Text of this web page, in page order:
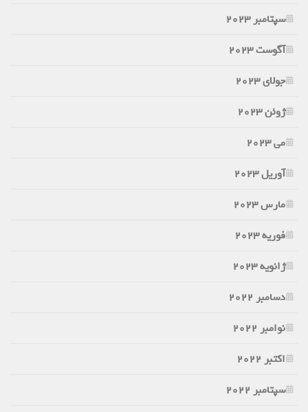
سپتامبر 2023
آگوست 2023
جولای 2023
ژوئن 2023
می 2023
آوریل 2023
مارس 2023
فوریه 2023
ژانویه 2023
دسامبر 2022
نوامبر 2022
اکتبر 2022
سپتامبر 2022